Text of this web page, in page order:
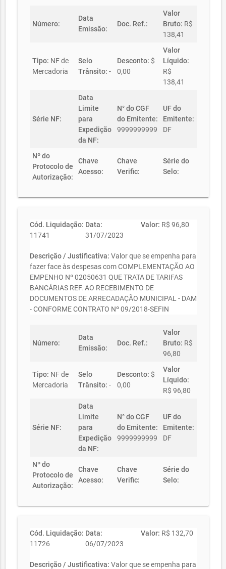
Número:
Data
Emissão:
Doc. Ref.:
Valor
Bruto: R$
138,41
Tipo: NF de
Mercadoria
Selo
Trânsito: -
Desconto: $
0,00
Valor
Líquido:
R$
138,41
Série NF:
Data
Limite
para
Expedição
da NF:
N° do CGF
do Emitente:
9999999999
UF do
Emitente:
DF
Nº do
Protocolo de
Autorização:
Chave
Acesso:
Chave
Verific:
Série do
Selo:
Cód. Liquidação:
11741
Data:
31/07/2023
Valor: R$ 96,80
Descrição / Justificativa: Valor que se empenha para
fazer face às despesas com COMPLEMENTAÇÃO AO
EMPENHO Nº 02050631 QUE TRATA DE TARIFAS
BANCÁRIAS REF. AO RECEBIMENTO DE
DOCUMENTOS DE ARRECADAÇÃO MUNICIPAL - DAM
- CONFORME CONTRATO Nº 09/2018-SEFIN
Número:
Data
Emissão:
Doc. Ref.:
Valor
Bruto: R$
96,80
Tipo: NF de
Mercadoria
Selo
Trânsito: -
Desconto: $
0,00
Valor
Líquido:
R$ 96,80
Série NF:
Data
Limite
para
Expedição
da NF:
N° do CGF
do Emitente:
9999999999
UF do
Emitente:
DF
Nº do
Protocolo de
Autorização:
Chave
Acesso:
Chave
Verific:
Série do
Selo:
Cód. Liquidação:
11726
Data:
06/07/2023
Valor: R$ 132,70
Descrição / Justificativa: Valor que se empenha para